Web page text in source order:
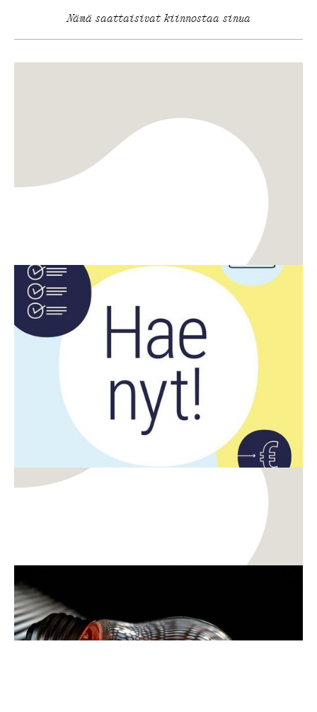
Nämä saattaisivat kiinnostaa sinua
Rahoitus Digitalisaatio
CreaDemon ja DigiDemon demoavustusten haku
on auki
Business Finlandin Sprint-avustus nopeaa
kansainvälistä kasvua hakeville pienille yrityksille